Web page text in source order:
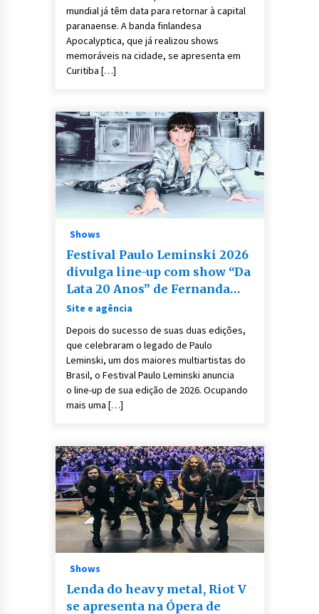
mundial já têm data para retornar à capital
paranaense. A banda finlandesa
Apocalyptica, que já realizou shows
memoráveis na cidade, se apresenta em
Curitiba […]
Shows
Festival Paulo Leminski 2026
divulga line-up com show “Da
Lata 20 Anos” de Fernanda
Abreu
Site e agência
Depois do sucesso de suas duas edições,
que celebraram o legado de Paulo
Leminski, um dos maiores multiartistas do
Brasil, o Festival Paulo Leminski anuncia
o line-up de sua edição de 2026. Ocupando
mais uma […]
Shows
Lenda do heavy metal, Riot V
se apresenta na Ópera de